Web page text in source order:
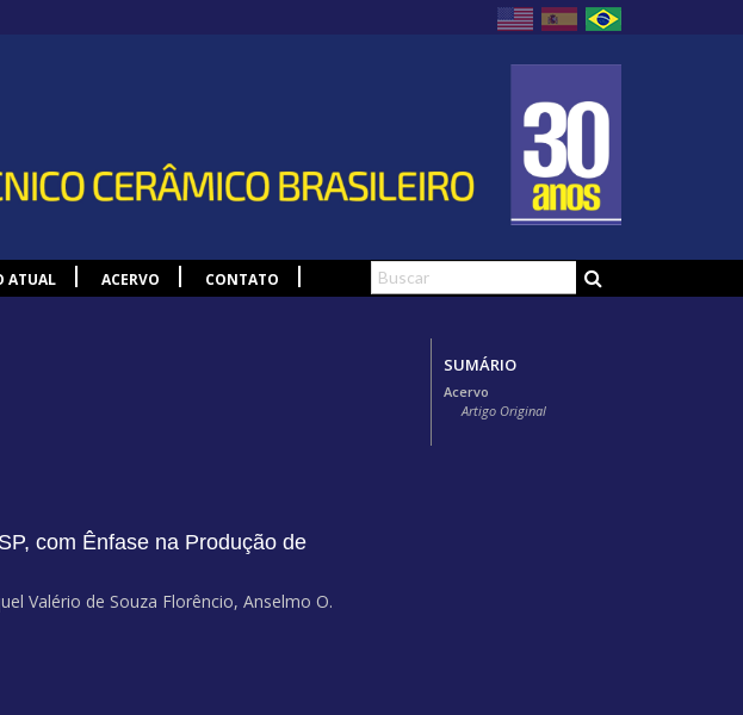
ATUAL ACERVO CONTATO
com Ênfase na Produção de
Valério de Souza Florêncio, Anselmo O.
SUMÁRIO
Acervo
Artigo Original